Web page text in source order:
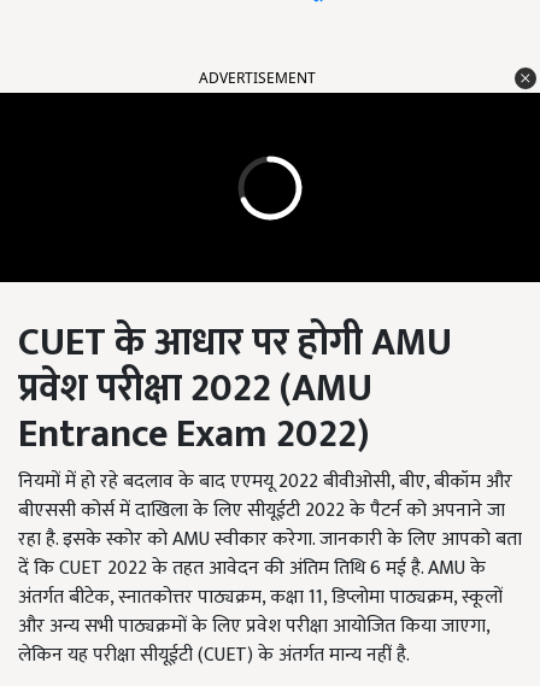
ADVERTISEMENT
CUETके आधार पर होगीAMU
प्रवेश परीक्षा2022(AMU
Entrance Exam 2022)
नियमों में हो रहे बदलाव के बाद एएमयू 2022 बीवीओसी, बीए, बीकॉम और
बीएससी कोर्स में दाखिला के लिए सीयूईटी 2022 के पैटर्न को अपनाने जा
रहा है. इसके स्कोर को AMU स्वीकार करेगा. जानकारी के लिए आपको बता
दें कि CUET 2022 के तहत आवेदन की अंतिम तिथि 6 मई है. AMU के
अंतर्गत बीटेक, स्नातकोत्तर पाठ्यक्रम, कक्षा 11, डिप्लोमा पाठ्यक्रम, स्कूलों
और अन्य सभी पाठ्यक्रमों के लिए प्रवेश परीक्षा आयोजित किया जाएगा,
लेकिन यह परीक्षा सीयूईटी (CUET) के अंतर्गत मान्य नहीं है.